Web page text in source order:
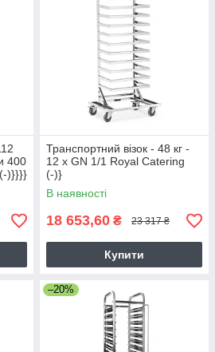
400
)}}}}
Транспортний візок - 48 кг -
12 x GN 1/1 Royal Catering
(-)}
В наявності
18 653,60 ₴ 23 317 ₴
Купити
–20%